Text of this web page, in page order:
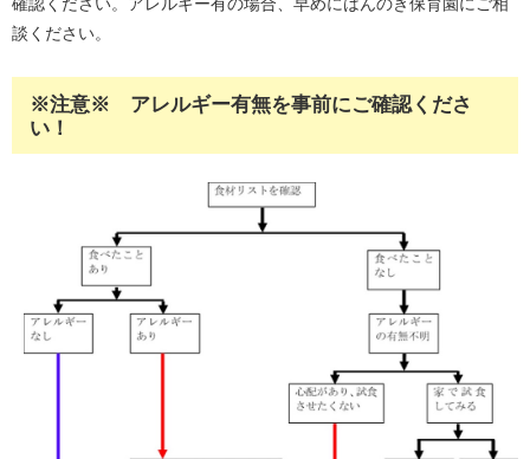
談ください。
※注意※ アレルギー有無を事前にご確認くださ
い！